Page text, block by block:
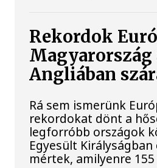
Rekordok
Angliában
Rá sem ismerünk
rekordokat dönt a
legforróbb országok
Egyesült
mértek, amilyenre